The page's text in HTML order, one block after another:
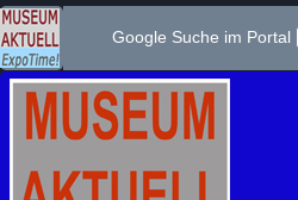
Google Suche im Portal